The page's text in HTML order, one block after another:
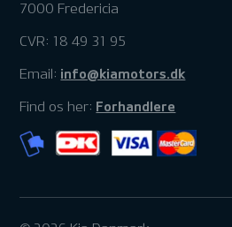
7000 Fredericia
CVR: 18 49 31 95
Email: info@kiamotors.dk
Find os her: Forhandlere